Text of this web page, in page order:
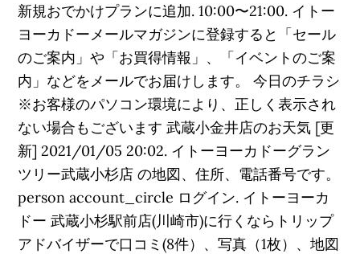
新規おでかけプランに追加. 10:00〜21:00. イトー
ヨーカドーメールマガジンに登録すると「セール
のご案内」や「お買得情報」、「イベントのご案
内」などをメールでお届けします。 今日のチラシ
※お客様のパソコン環境により、正しく表示され
ない場合もございます 武蔵小金井店のお天気 [更
新] 2021/01/05 20:02. イトーヨーカドーグラン
ツリー武蔵小杉店 の地図、住所、電話番号です。
person account_circle ログイン. イトーヨーカ
ドー 武蔵小杉駅前店(川崎市)に行くならトリップ
アドバイザーで口コミ(8件）、写真（1枚）、地図